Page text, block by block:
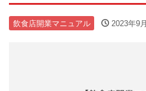
飲食店開業マニュアル 2023年9